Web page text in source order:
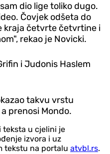
dio lige toliko dugo.
Čovjek odšeta do
kraja četvrte četvrtine i
rekao je Novicki.
i Judonis Haslem
takvu vrstu
prenosi Mondo.
teksta u cjelini je
izvora i uz
tekstu na portalu atvbl.rs.